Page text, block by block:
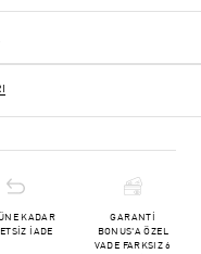
KADAR
İADE
GARANTİ
BONUS'A ÖZEL
VADE FARKSIZ 6